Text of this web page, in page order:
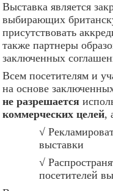
Выставка является
выбирающих
присутствовать
также партнеры
заключенных
Всем посетителям и
на основе
не разрешается
коммерческих целей,
√
выставки
√
посетителей